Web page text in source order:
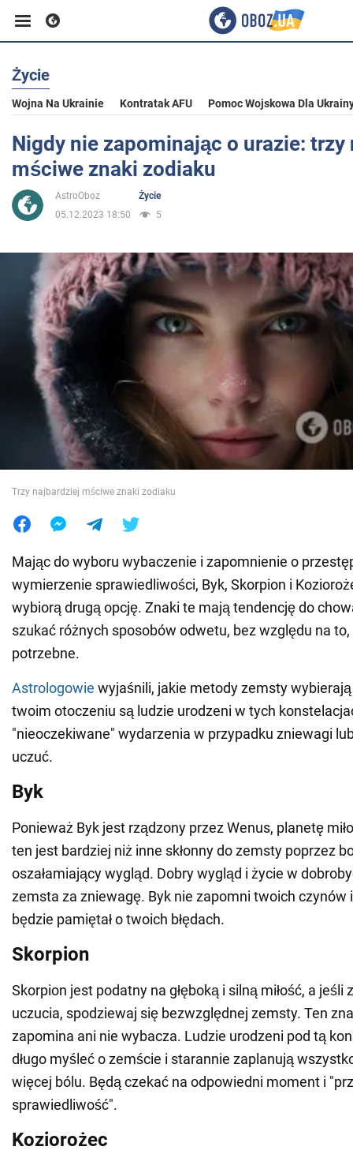
Biznes
Sport
Rozrywka
Polityka
Społeczeństwo
Wojna na Ukrainie
Jedzenie
Życie
Wojna Na Ukrainie Kontratak AFU Pomoc Wojskowa Dla
Nigdy nie zapominając o urazie: trzy
mściwe znaki zodiaku
AstroOboz
Życie
05.12.2023 18:50
5
Trzy najbardziej mściwe znaki zodiaku
Mając do wyboru wybaczenie i zapomnienie o
wymierzenie sprawiedliwości, Byk, Skorpion i
wybiorą drugą opcję. Znaki te mają tendencję do
szukać różnych sposobów odwetu, bez względu na
potrzebne.
Astrologowie wyjaśnili, jakie metody zemsty
twoim otoczeniu są ludzie urodzeni w tych
"nieoczekiwane" wydarzenia w przypadku zniewagi
uczuć.
Byk
Ponieważ Byk jest rządzony przez Wenus, planetę
ten jest bardziej niż inne skłonny do zemsty poprzez
oszałamiający wygląd. Dobry wygląd i życie w
zemsta za zniewagę. Byk nie zapomni twoich czynów
będzie pamiętał o twoich błędach.
Skorpion
Skorpion jest podatny na głęboką i silną miłość, a jeśli
uczucia, spodziewaj się bezwzględnej zemsty. Ten
zapomina ani nie wybacza. Ludzie urodzeni pod tą
długo myśleć o zemście i starannie zaplanują
więcej bólu. Będą czekać na odpowiedni moment i
sprawiedliwość".
Koziorożec